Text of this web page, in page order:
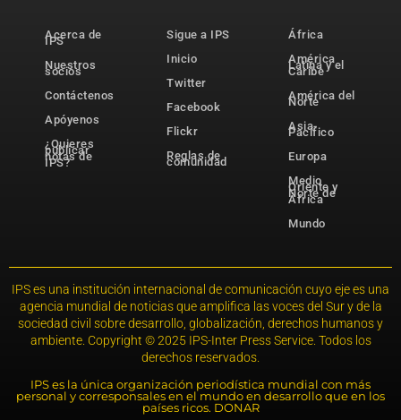
Acerca de
IPS
Nuestros
socios
Contáctenos
Apóyenos
¿Quieres
publicar
notas de
IPS?
Sigue a IPS
Inicio
Twitter
Facebook
Flickr
Reglas de
comunidad
África
América
Latina y el
Caribe
América del
Norte
Asia-
Pacífico
Europa
Medio
Oriente y
Norte de
África
Mundo
IPS es una institución internacional de comunicación cuyo eje es una
agencia mundial de noticias que amplifica las voces del Sur y de la
sociedad civil sobre desarrollo, globalización, derechos humanos y
ambiente. Copyright © 2025 IPS-Inter Press Service. Todos los
derechos reservados.
IPS es la única organización periodística mundial con más
personal y corresponsales en el mundo en desarrollo que en los
países ricos. DONAR